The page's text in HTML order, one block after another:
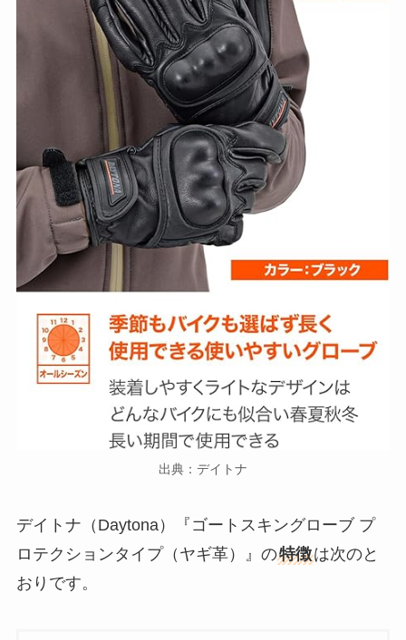
出典：デイトナ
デイトナ（Daytona）『ゴートスキングローブ プ
ロテクションタイプ（ヤギ革）』の特徴は次のと
おりです。